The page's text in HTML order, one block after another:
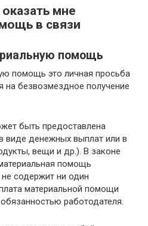
мне
в связи
помощь
помощь это личная просьба
на безвозмездное получение
быть предоставлена
виде денежных выплат или в
вещи и др.). В законе
помощь
не содержит ни один
материальной помощи
работодателя.